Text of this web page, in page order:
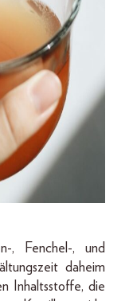
, Fenchel-, und
daheim
Inhaltsstoffe, die